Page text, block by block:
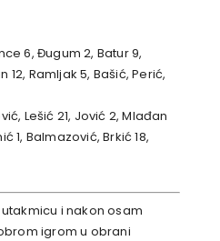
6, Đugum 2, Batur 9,
12, Ramljak 5, Bašić, Perić,
Lešić 21, Jović 2, Mlađan
1, Balmazović, Brkić 18,
i nakon osam
igrom u obrani